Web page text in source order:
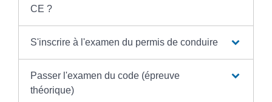
CE ?
S'inscrire à l'examen du permis de conduire
Passer l'examen du code (épreuve
théorique)